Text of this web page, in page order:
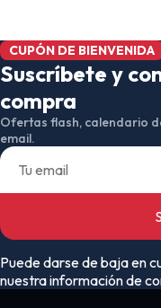
CUPÓN DE BIENVENIDA
Suscríbete y
compra
Ofertas flash, calendario
email.
Puede darse de baja en
nuestra información de